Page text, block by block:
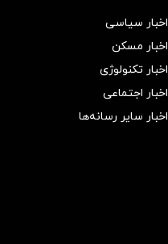
اخبار سیاسی
اخبار مسکن
اخبار تکنولوژی
اخبار اجتماعی
اخبار سایر رسانه‌‌ها